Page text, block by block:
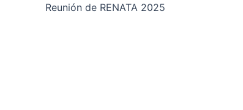
Reunión de RENATA 2025